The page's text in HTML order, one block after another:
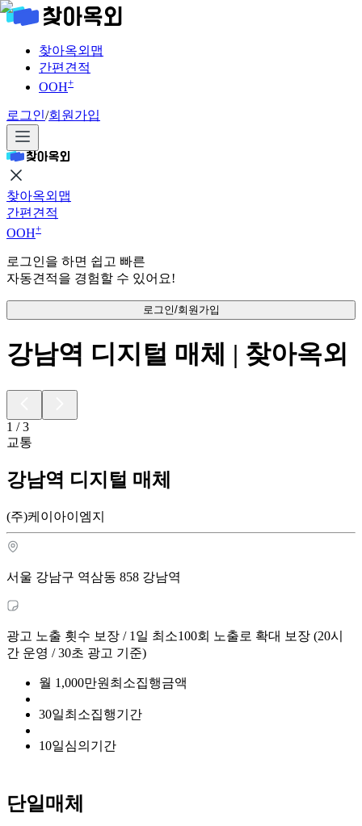
찾아옥외맵
간편견적
OOH+
로그인/회원가입
찾아옥외맵
간편견적
OOH+
로그인을 하면 쉽고 빠른
자동견적을 경험할 수 있어요!
로그인/회원가입
강남역 디지털 매체 | 찾아옥외
1 /3
교통
강남역 디지털 매체
(주)케이아이엠지
서울 강남구 역삼동 858 강남역
광고 노출 횟수 보장 / 1일 최소100회 노출로 확대 보장 (20시
간 운영 / 30초 광고 기준)
월 1,000만원 최소집행금액
30일최소집행기간
10일심의기간
단일매체